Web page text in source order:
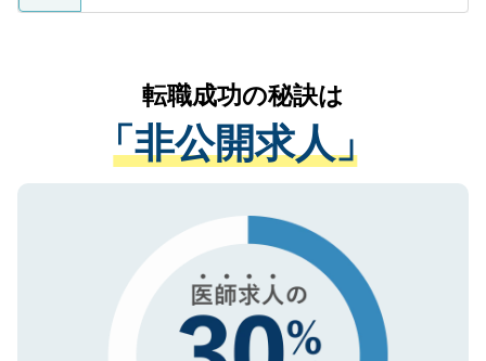
ているすべての個人データはご本人の許可
は、個人情報の取り扱いについての厳密な
管理基準を満たした事業者のみに付与され
る、プライバシーマークを取得済みです。
で、機密保持に関してもご安心ください。
かがいして、現在の医療機関の状況や紹介
経験をまじえながら、適切なアドバイスを
させていただきます。すぐにご転職をされ
ない方には、長期的なサポートが可能です
ので、まずはご登録ください。
転職成功の秘訣は
「非公開求人」